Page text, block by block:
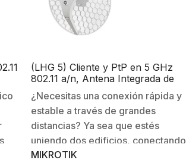
(LHG 5) Cliente y PtP en 5 GHz
802.11 a/n, Antena Integrada de
27 dBi, Hasta 316mW de Potencia.
¿Necesitas una conexión rápida y
estable a través de grandes
distancias? Ya sea que estés
uniendo dos edificios, conectando
un sitio remoto o compartiendo tu
MIKROTIK